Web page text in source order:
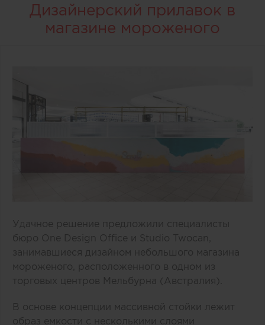
Дизайнерский прилавок в
магазине мороженого
Удачное решение предложили специалисты
бюро One Design Office и Studio Twocan,
занимавшиеся дизайном небольшого магазина
мороженого, расположенного в одном из
торговых центров Мельбурна (Австралия).
В основе концепции массивной стойки лежит
образ емкости с несколькими слоями